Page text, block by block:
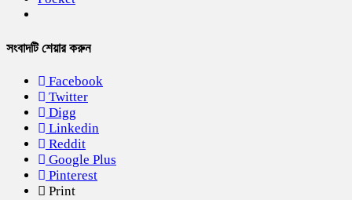
সংবাদটি শেয়ার করুন
Facebook
Twitter
Digg
Linkedin
Reddit
Google Plus
Pinterest
Print